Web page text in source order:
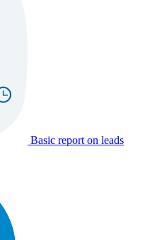
Basic report on leads